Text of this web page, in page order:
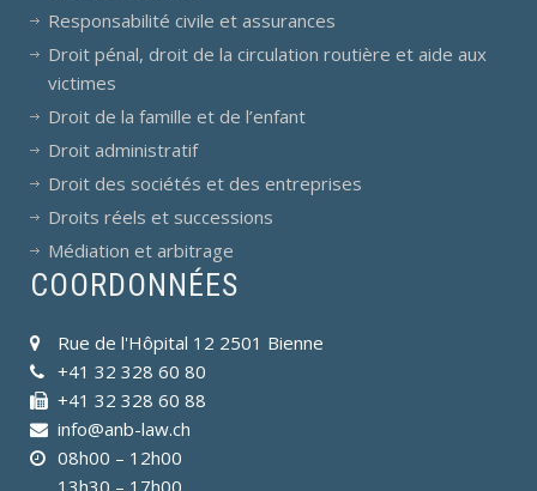
Responsabilité civile et assurances
Droit pénal, droit de la circulation routière et aide aux
victimes
Droit de la famille et de l’enfant
Droit administratif
Droit des sociétés et des entreprises
Droits réels et successions
Médiation et arbitrage
COORDONNÉES
Rue de l'Hôpital 12 2501 Bienne
+41 32 328 60 80
+41 32 328 60 88
info@anb-law.ch
08h00 – 12h00
13h30 – 17h00